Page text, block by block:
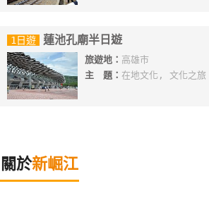
1日遊 蓮池孔廟半日遊
旅遊地： 高雄市
主 題： 在地文化, 文化之旅
關於新崛江